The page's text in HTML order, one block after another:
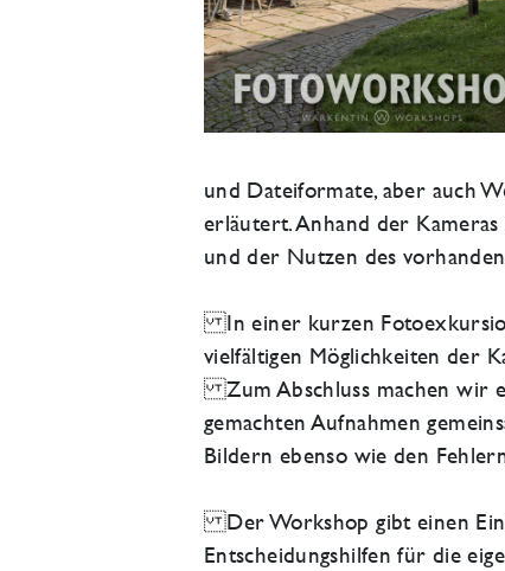
und Dateiformate, aber auch
erläutert. Anhand der
und der Nutzen des
In einer kurzen
vielfältigen Möglichkeiten der
Zum Abschluss machen wir
gemachten Aufnahmen
Bildern ebenso wie den
Der Workshop gibt einen
Entscheidungshilfen für die